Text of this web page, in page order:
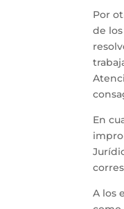
Por
de
En
A los